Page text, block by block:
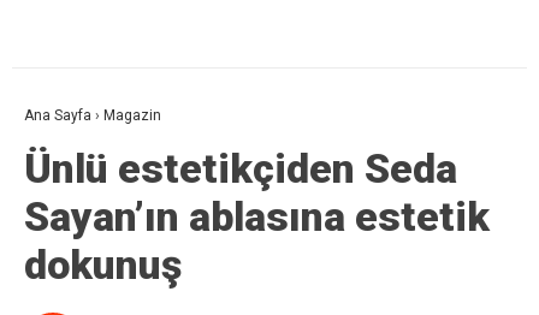
Ana Sayfa › Magazin
Ünlü estetikçiden Seda
Sayan’ın ablasına estetik
dokunuş